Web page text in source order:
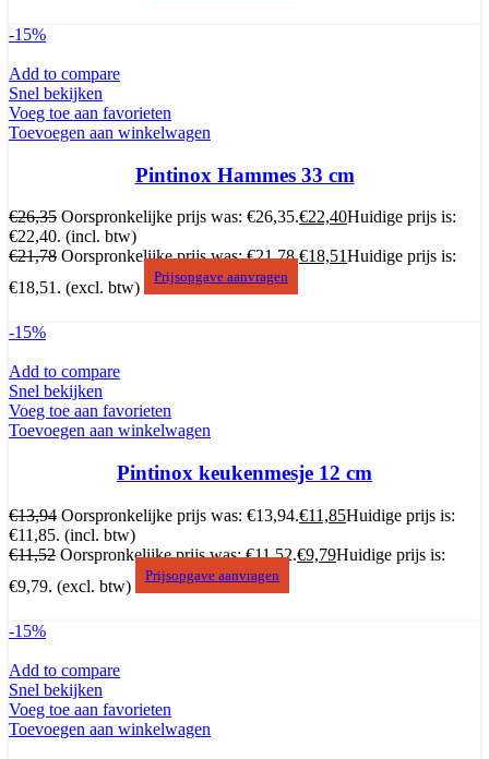
-15%
Add to compare
Snel bekijken
Voeg toe aan favorieten
Toevoegen aan winkelwagen
Pintinox Hammes 33 cm
€26,35 Oorspronkelijke prijs was: €26,35.€22,40Huidige prijs is:
€22,40. (incl. btw)
€21,78 Oorspronkelijke prijs was: €21,78.€18,51Huidige prijs is:
€18,51. (excl. btw)
Prijsopgave aanvragen
-15%
Add to compare
Snel bekijken
Voeg toe aan favorieten
Toevoegen aan winkelwagen
Pintinox keukenmesje 12 cm
€13,94 Oorspronkelijke prijs was: €13,94.€11,85Huidige prijs is:
€11,85. (incl. btw)
€11,52 Oorspronkelijke prijs was: €11,52.€9,79Huidige prijs is:
€9,79. (excl. btw)
Prijsopgave aanvragen
-15%
Add to compare
Snel bekijken
Voeg toe aan favorieten
Toevoegen aan winkelwagen